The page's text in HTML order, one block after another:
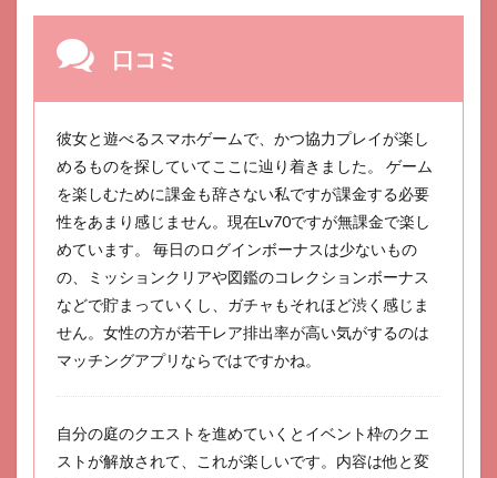
9
のエ
10
商人
放浪
記
11
ドミ
ネー
ンズ-
文明
City
Island
口コミ
彼女と遊べるスマホゲームで、かつ協力プレイが楽し
めるものを探していてここに辿り着きました。 ゲーム
を楽しむために課金も辞さない私ですが課金する必要
性をあまり感じません。現在Lv70ですが無課金で楽し
めています。 毎日のログインボーナスは少ないもの
の、ミッションクリアや図鑑のコレクションボーナス
などで貯まっていくし、ガチャもそれほど渋く感じま
せん。女性の方が若干レア排出率が高い気がするのは
マッチングアプリならではですかね。
自分の庭のクエストを進めていくとイベント枠のクエ
ストが解放されて、これが楽しいです。内容は他と変